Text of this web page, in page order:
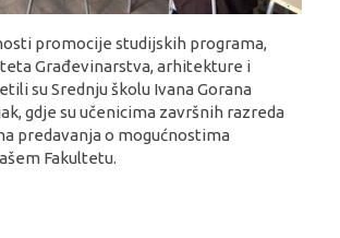
promocije studijskih programa,
Građevinarstva, arhitekture i
su Srednju školu Ivana Gorana
gdje su učenicima završnih razreda
predavanja o mogućnostima
Fakultetu.